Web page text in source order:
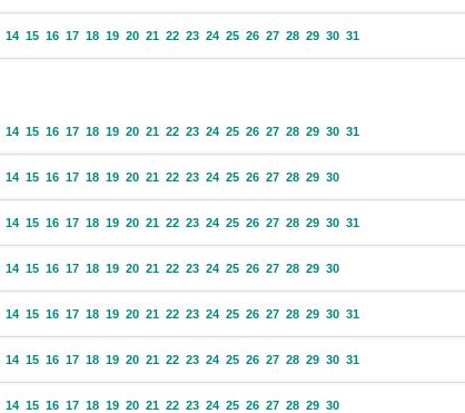
14 15 16 17 18 19 20 21 22 23 24 25 26 27 28 29 30 31
14 15 16 17 18 19 20 21 22 23 24 25 26 27 28 29 30 31
14 15 16 17 18 19 20 21 22 23 24 25 26 27 28 29 30
14 15 16 17 18 19 20 21 22 23 24 25 26 27 28 29 30 31
14 15 16 17 18 19 20 21 22 23 24 25 26 27 28 29 30
14 15 16 17 18 19 20 21 22 23 24 25 26 27 28 29 30 31
14 15 16 17 18 19 20 21 22 23 24 25 26 27 28 29 30 31
14 15 16 17 18 19 20 21 22 23 24 25 26 27 28 29 30